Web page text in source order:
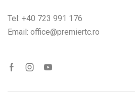
Tel: +40 723 991 176
Email: office@premiertc.ro